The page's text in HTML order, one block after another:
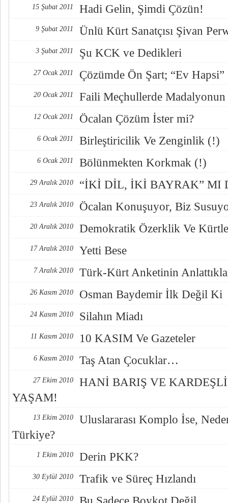
15 Şubat 2011 Hadi Gelin, Şimdi Çözün!
9 Şubat 2011 Ünlü Kürt Sanatçısı Şivan
3 Şubat 2011 Şu KCK ve Dedikleri
27 Ocak 2011 Çözümde Ön Şart; “Ev Hapsi”
20 Ocak 2011 Faili Meçhullerde
12 Ocak 2011 Öcalan Çözüm İster mi?
6 Ocak 2011 Birleştiricilik Ve Zenginlik (!)
6 Ocak 2011 Bölünmekten Korkmak (!)
29 Aralık 2010 “İKİ DİL, İKİ BAYRAK” MI
23 Aralık 2010 Öcalan Konuşuyor, Biz
20 Aralık 2010 Demokratik Özerklik Ve
17 Aralık 2010 Yetti Bese
7 Aralık 2010 Türk-Kürt Anketinin
26 Kasım 2010 Osman Baydemir İlk Değil Ki
24 Kasım 2010 Silahın Miadı
11 Kasım 2010 10 KASIM Ve Gazeteler
6 Kasım 2010 Taş Atan Çocuklar…
27 Ekim 2010
HANİ BARIŞ VE
YAŞAM!
13 Ekim 2010
Uluslararası Komplo İse,
Türkiye?
1 Ekim 2010 Derin PKK?
30 Eylül 2010 Trafik ve Süreç Hızlandı
24 Eylül 2010